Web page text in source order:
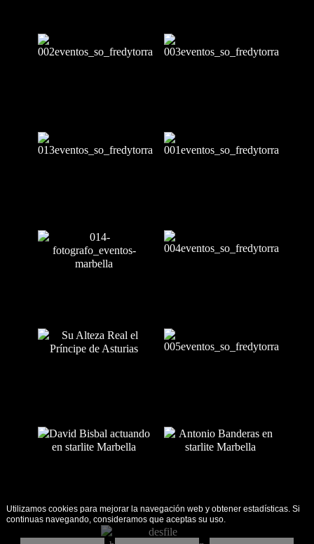
Utilizamos cookies para mejorar la navegación web y obtener estadísticas. Si
continuas navegando, consideramos que aceptas su uso.